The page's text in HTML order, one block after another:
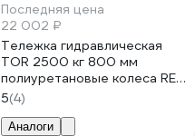
Последняя цена
22 002 ₽
Тележка гидравлическая
TOR 2500 кг 800 мм
полиуретановые колеса REM
AC 1052006
5(4)
Аналоги